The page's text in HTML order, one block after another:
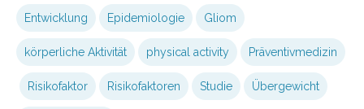
Entwicklung Epidemiologie Gliom
körperliche Aktivität physical activity Präventivmedizin
Risikofaktor Risikofaktoren Studie Übergewicht